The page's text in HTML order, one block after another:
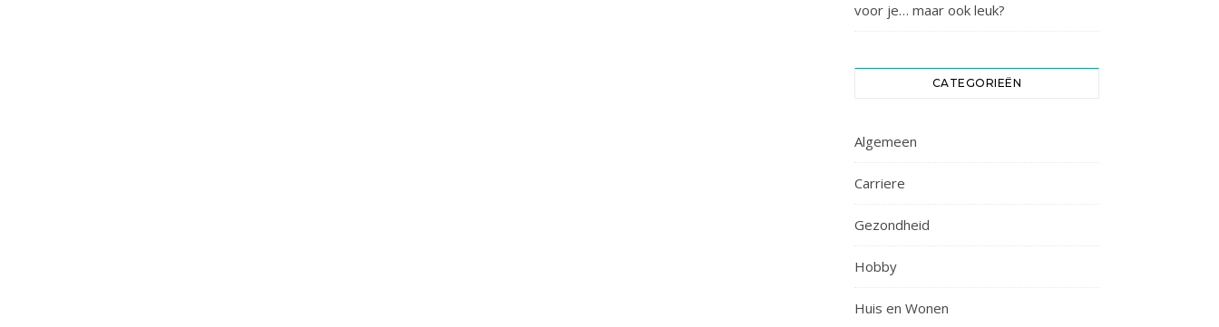
voor je… maar ook leuk?
CATEGORIEËN
Algemeen
Carriere
Gezondheid
Hobby
Huis en Wonen